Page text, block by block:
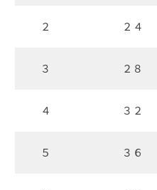
２ ２４
３ ２８
４ ３２
５ ３６